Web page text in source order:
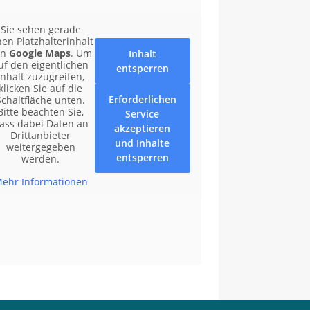
Sie sehen gerade
Platzhalterinhalt
Google Maps. Um
den eigentlichen
zuzugreifen,
klicken Sie auf die
unten.
beachten Sie,
dabei Daten an
Drittanbieter
weitergegeben
werden.
Informationen
Inhalt
entsperren
Erforderlichen
Service
akzeptieren
und Inhalte
entsperren